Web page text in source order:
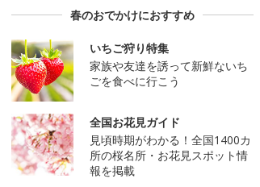
春のおでかけにおすすめ
いちご狩り特集
家族や友達を誘って新鮮ないち
ごを食べに行こう
全国お花見ガイド
見頃時期がわかる！全国1400カ
所の桜名所・お花見スポット情
報を掲載